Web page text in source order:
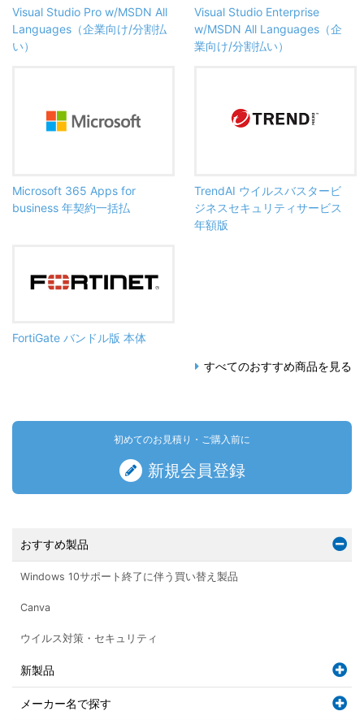
Visual Studio Pro w/MSDN All
Languages（企業向け/分割払
い）
Visual Studio Enterprise
w/MSDN All Languages（企
業向け/分割払い）
Microsoft 365 Apps for
business 年契約一括払
TrendAI ウイルスバスタービ
ジネスセキュリティサービス
年額版
FortiGate バンドル版 本体
すべてのおすすめ商品を見る
初めてのお見積り・ご購入前に
新規会員登録
おすすめ製品
Windows 10サポート終了に伴う買い替え製品
Canva
ウイルス対策・セキュリティ
新製品
メーカー名で探す